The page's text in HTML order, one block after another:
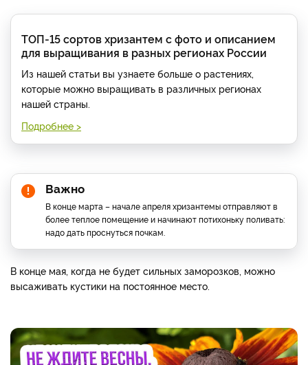
ТОП-15 сортов хризантем с фото и описанием
для выращивания в разных регионах России
Из нашей статьи вы узнаете больше о растениях,
которые можно выращивать в различных регионах
нашей страны.
Подробнее >
Важно
В конце марта – начале апреля хризантемы отправляют в
более теплое помещение и начинают потихоньку поливать:
надо дать проснуться почкам.
В конце мая, когда не будет сильных заморозков, можно
высаживать кустики на постоянное место.